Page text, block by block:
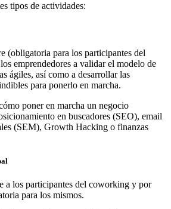
tipos de actividades:
(obligatoria para los participantes del
emprendedores a validar el modelo de
ágiles, así como a desarrollar las
para ponerlo en marcha.
poner en marcha un negocio
en buscadores (SEO), email
(SEM), Growth Hacking o finanzas
a los participantes del coworking y por
para los mismos.